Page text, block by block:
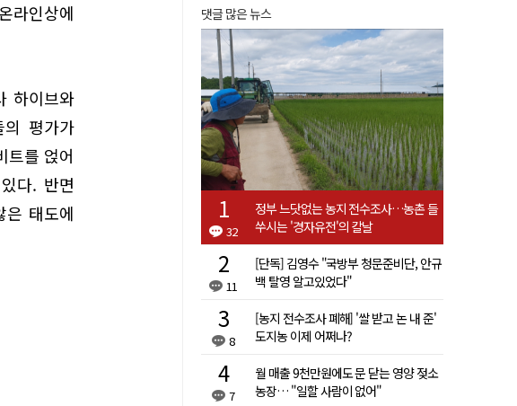
라인상에
하이브와
평가가
트를 얹어
다. 반면
태도에
댓글 많은 뉴스
32
정부 느닷없는 농지 전수조사…농촌 들
쑤시는 '경자유전'의 칼날
11
[단독] 김영수 "국방부 청문준비단, 안규
백 탈영 알고있었다"
8
[농지 전수조사 폐해] '쌀 받고 논 내 준'
도지농 이제 어쩌나?
7
월 매출 9천만원에도 문 닫는 영양 젖소
농장… "일할 사람이 없어"